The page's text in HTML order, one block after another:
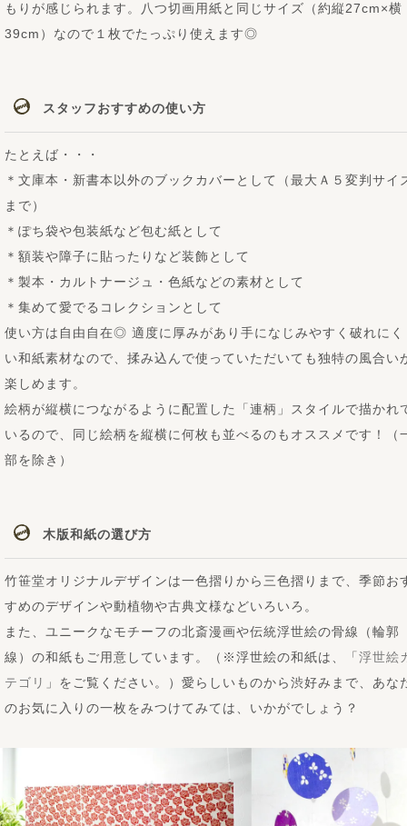
もりが感じられます。八つ切画用紙と同じサイズ（約縦27cm×横
39cm）なので１枚でたっぷり使えます◎
スタッフおすすめの使い方
たとえば・・・
＊文庫本・新書本以外のブックカバーとして（最大Ａ５変判サイ
まで）
＊ぽち袋や包装紙など包む紙として
＊額装や障子に貼ったりなど装飾として
＊製本・カルトナージュ・色紙などの素材として
＊集めて愛でるコレクションとして
使い方は自由自在◎ 適度に厚みがあり手になじみやすく破れにく
い和紙素材なので、揉み込んで使っていただいても独特の風合い
楽しめます。
絵柄が縦横につながるように配置した「連柄」スタイルで描かれ
いるので、同じ絵柄を縦横に何枚も並べるのもオススメです！（
部を除き）
木版和紙の選び方
竹笹堂オリジナルデザインは一色摺りから三色摺りまで、季節お
すめのデザインや動植物や古典文様などいろいろ。
また、ユニークなモチーフの北斎漫画や伝統浮世絵の骨線（輪郭
線）の和紙もご用意しています。（※浮世絵の和紙は、「 浮世絵
テゴリ 」をご覧ください。）愛らしいものから渋好みまで、あな
のお気に入りの一枚をみつけてみては、いかがでしょう？